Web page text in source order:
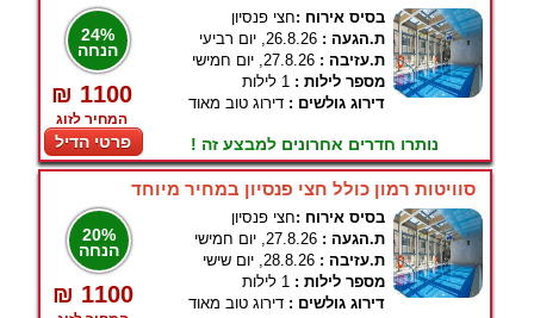
24%
הנחה
₪ 1100
המחיר לזוג
פרטי הדיל
בסיס אירוח :חצי פנסיון
ת.הגעה : 26.8.26, יום רביעי
ת.עזיבה : 27.8.26, יום חמישי
מספר לילות : 1 לילות
דירוג גולשים : דירוג טוב מאוד
נותרו חדרים אחרונים למבצע זה !
סוויטות רמון כולל חצי פנסיון במחיר מיוחד
20%
הנחה
₪ 1100
בסיס אירוח :חצי פנסיון
ת.הגעה : 27.8.26, יום חמישי
ת.עזיבה : 28.8.26, יום שישי
מספר לילות : 1 לילות
דירוג גולשים : דירוג טוב מאוד